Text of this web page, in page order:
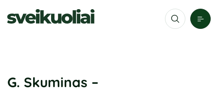
G. Skuminas –